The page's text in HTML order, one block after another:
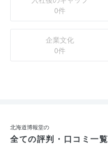
0件
企業文化
0件
北海道博報堂の
全ての評判・口コミ一覧